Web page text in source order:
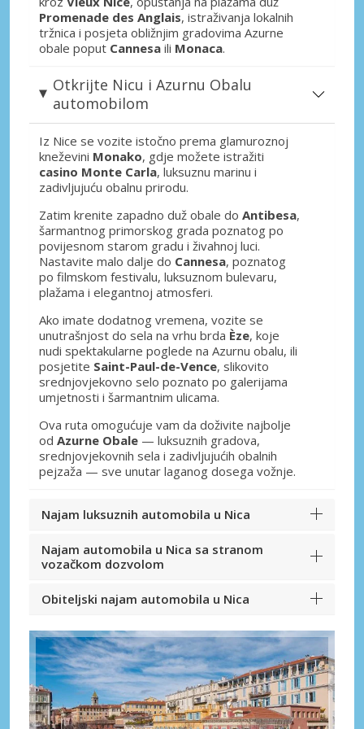
Promenade des Anglais, istraživanja lokalnih
tržnica i posjeta obližnjim gradovima Azurne
obale poput Cannesa ili Monaca.
Otkrijte Nicu i Azurnu Obalu
automobilom
Iz Nice se vozite istočno prema glamuroznoj
kneževini Monako, gdje možete istražiti
casino Monte Carla, luksuznu marinu i
zadivljujuću obalnu prirodu.
Zatim krenite zapadno duž obale do Antibesa,
šarmantnog primorskog grada poznatog po
povijesnom starom gradu i živahnoj luci.
Nastavite malo dalje do Cannesa, poznatog
po filmskom festivalu, luksuznom bulevaru,
plažama i elegantnoj atmosferi.
Ako imate dodatnog vremena, vozite se
unutrašnjost do sela na vrhu brda Èze, koje
nudi spektakularne poglede na Azurnu obalu, ili
posjetite Saint-Paul-de-Vence, slikovito
srednjovjekovno selo poznato po galerijama
umjetnosti i šarmantnim ulicama.
Ova ruta omogućuje vam da doživite najbolje
od Azurne Obale — luksuznih gradova,
srednjovjekovnih sela i zadivljujućih obalnih
pejzaža — sve unutar laganog dosega vožnje.
Najam luksuznih automobila u Nica
Najam automobila u Nica sa stranom
vozačkom dozvolom
Obiteljski najam automobila u Nica